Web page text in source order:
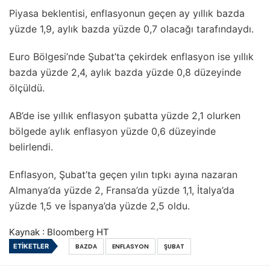
Piyasa beklentisi, enflasyonun geçen ay yıllık bazda
yüzde 1,9, aylık bazda yüzde 0,7 olacağı tarafındaydı.
Euro Bölgesi’nde Şubat’ta çekirdek enflasyon ise yıllık
bazda yüzde 2,4, aylık bazda yüzde 0,8 düzeyinde
ölçüldü.
AB’de ise yıllık enflasyon şubatta yüzde 2,1 olurken
bölgede aylık enflasyon yüzde 0,6 düzeyinde
belirlendi.
Enflasyon, Şubat’ta geçen yılın tıpkı ayına nazaran
Almanya’da yüzde 2, Fransa’da yüzde 1,1, İtalya’da
yüzde 1,5 ve İspanya’da yüzde 2,5 oldu.
Kaynak : Bloomberg HT
ETIKETLER BAZDA ENFLASYON ŞUBAT